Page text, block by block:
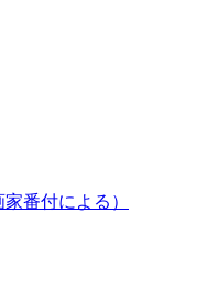
番付による）